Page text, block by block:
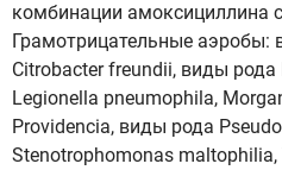
комбинации амоксициллина
Грамотрицательные аэробы:
Citrobacter freundii, виды рода
Legionella pneumophila,
Providencia, виды рода
Stenotrophomonas maltophilia,